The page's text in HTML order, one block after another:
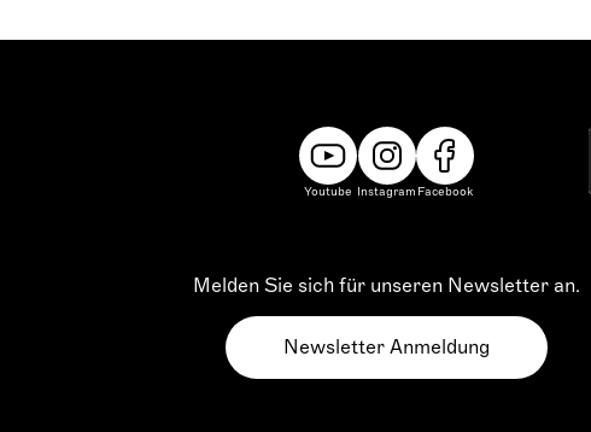
Youtube Instagram Facebook
Melden Sie sich für unseren Newsletter an.
Newsletter Anmeldung